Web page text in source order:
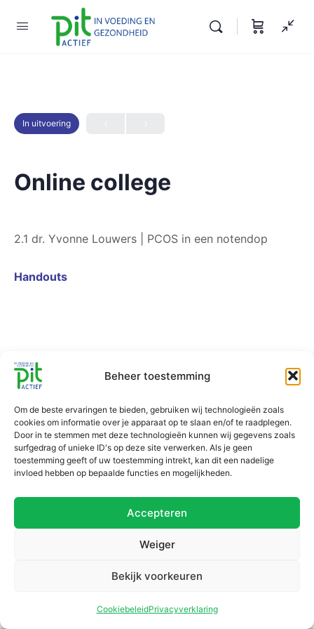
Beheer toestemming
Om de beste ervaringen te bieden, gebruiken wij technologieën zoals
cookies om informatie over je apparaat op te slaan en/of te raadplegen.
Door in te stemmen met deze technologieën kunnen wij gegevens zoals
surfgedrag of unieke ID's op deze site verwerken. Als je geen
toestemming geeft of uw toestemming intrekt, kan dit een nadelige
invloed hebben op bepaalde functies en mogelijkheden.
Accepteren
Weiger
Bekijk voorkeuren
CookiebeleidPrivacyverklaring
In uitvoering
Online college
2.1 dr. Yvonne Louwers | PCOS in een notendop
Handouts